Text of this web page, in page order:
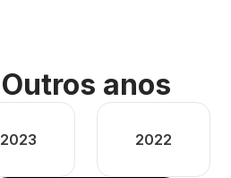
Outros anos
2023 2022